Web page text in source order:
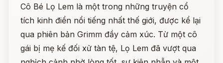
Cô Bé Lọ Lem là một trong những truyện cổ
tích kinh điển nổi tiếng nhất thế giới, được kể lại
qua phiên bản Grimm đầy cảm xúc. Từ một cô
gái bị mẹ kế đối xử tàn tệ, Lọ Lem đã vượt qua